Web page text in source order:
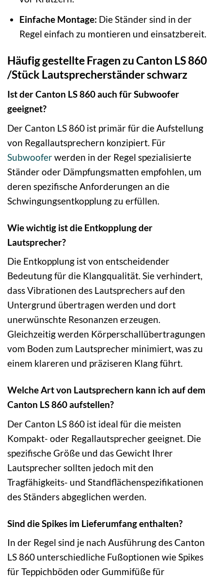
Einfache Montage: Die Ständer sind in der
Regel einfach zu montieren und einsatzbereit.
Häufig gestellte Fragen zu Canton LS 860
/Stück Lautsprecherständer schwarz
Ist der Canton LS 860 auch für Subwoofer
geeignet?
Der Canton LS 860 ist primär für die Aufstellung
von Regallautsprechern konzipiert. Für
Subwooferwerden in der Regel spezialisierte
Ständer oder Dämpfungsmatten empfohlen, um
deren spezifische Anforderungen an die
Schwingungsentkopplung zu erfüllen.
Wie wichtig ist die Entkopplung der
Lautsprecher?
Die Entkopplung ist von entscheidender
Bedeutung für die Klangqualität. Sie verhindert,
dass Vibrationen des Lautsprechers auf den
Untergrund übertragen werden und dort
unerwünschte Resonanzen erzeugen.
Gleichzeitig werden Körperschallübertragungen
vom Boden zum Lautsprecher minimiert, was zu
einem klareren und präziseren Klang führt.
Welche Art von Lautsprechern kann ich auf dem
Canton LS 860 aufstellen?
Der Canton LS 860 ist ideal für die meisten
Kompakt- oder Regallautsprecher geeignet. Die
spezifische Größe und das Gewicht Ihrer
Lautsprecher sollten jedoch mit den
Tragfähigkeits- und Standflächenspezifikationen
des Ständers abgeglichen werden.
Sind die Spikes im Lieferumfang enthalten?
In der Regel sind je nach Ausführung des Canton
LS 860 unterschiedliche Fußoptionen wie Spikes
für Teppichböden oder Gummifüße für